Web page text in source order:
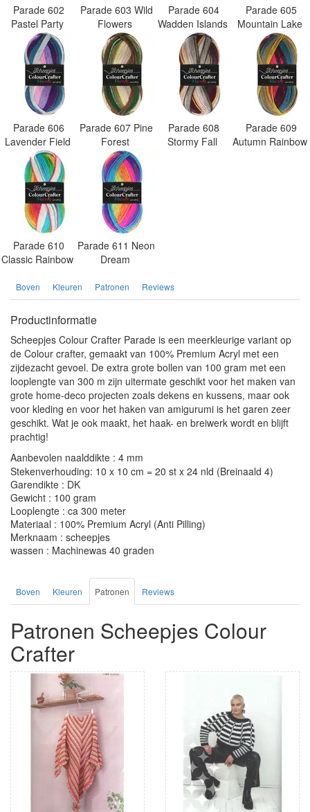
Parade 602
Pastel Party
Parade 603 Wild
Flowers
Parade 604
Wadden Islands
Parade 605
Mountain Lake
Parade 606
Lavender Field
Parade 607 Pine
Forest
Parade 608
Stormy Fall
Parade 609
Autumn Rainbow
Parade 610
Classic Rainbow
Parade 611 Neon
Dream
Boven Kleuren Patronen Reviews
Productinformatie
Scheepjes Colour Crafter Parade is een meerkleurige variant op
de Colour crafter, gemaakt van 100% Premium Acryl met een
zijdezacht gevoel. De extra grote bollen van 100 gram met een
looplengte van 300 m zijn uitermate geschikt voor het maken van
grote home-deco projecten zoals dekens en kussens, maar ook
voor kleding en voor het haken van amigurumi is het garen zeer
geschikt. Wat je ook maakt, het haak- en breiwerk wordt en blijft
prachtig!
Aanbevolen naalddikte : 4 mm
Stekenverhouding: 10 x 10 cm = 20 st x 24 nld (Breinaald 4)
Garendikte : DK
Gewicht : 100 gram
Looplengte : ca 300 meter
Materiaal : 100% Premium Acryl (Anti Pilling)
Merknaam : scheepjes
wassen : Machinewas 40 graden
Boven Kleuren Patronen Reviews
Patronen Scheepjes Colour
Crafter